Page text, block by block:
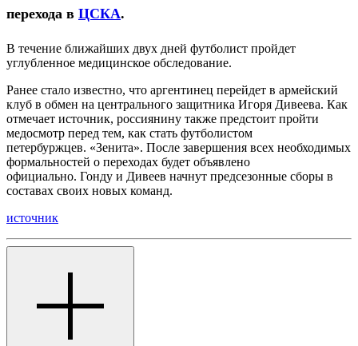
перехода в ЦСКА.
В течение ближайших двух дней футболист пройдет
углубленное медицинское обследование.
Ранее стало известно, что аргентинец перейдет в армейский
клуб в обмен на центрального защитника Игоря Дивеева. Как
отмечает источник, россиянину также предстоит пройти
медосмотр перед тем, как стать футболистом
петербуржцев. «Зенита». После завершения всех необходимых
формальностей о переходах будет объявлено
официально. Гонду и Дивеев начнут предсезонные сборы в
составах своих новых команд.
источник